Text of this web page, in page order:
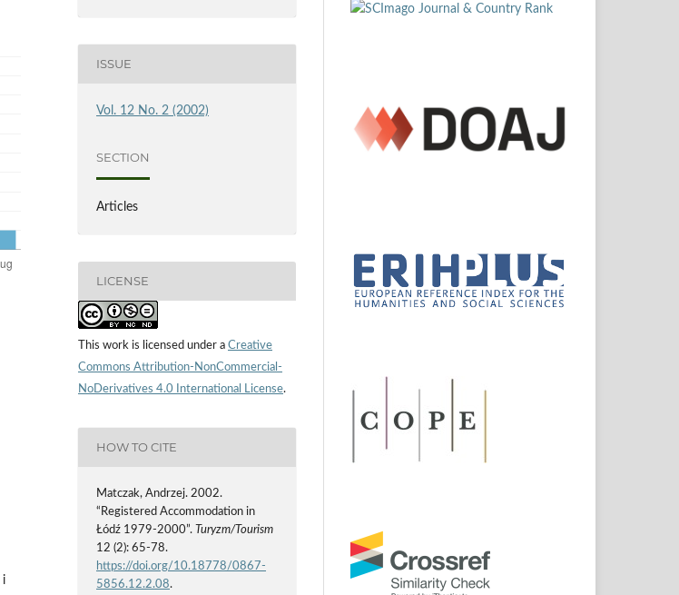
i
ISSUE
Vol. 12 No. 2 (2002)
SECTION
Articles
LICENSE
This work is licensed under a Creative
Commons Attribution-NonCommercial-
NoDerivatives 4.0 International License.
HOW TO CITE
Matczak, Andrzej. 2002.
“Registered Accommodation in
Łódź 1979-2000”. Turyzm/Tourism
12 (2): 65-78.
https://doi.org/10.18778/0867-
5856.12.2.08.